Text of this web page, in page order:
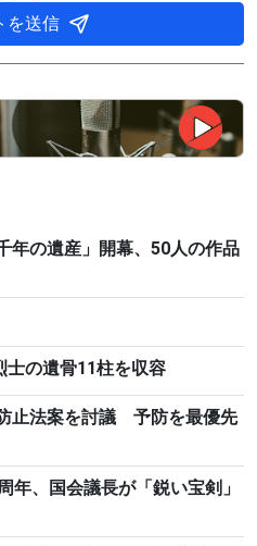
を送信
年の遺産」開幕、50人の作品
士の遺骨11柱を収容
止法案を討議 予防を最優先
年、国会議長が「鋭い宝剣」